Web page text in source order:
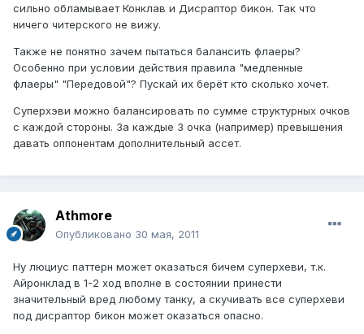
сильно обламывает Конклав и Дисраптор бикон. Так что
ничего читерского не вижу.
Также не понятно зачем пытаться балансить флаеры?
Особенно при условии действия правила "медленные
флаеры" "Передовой"? Пускай их берёт кто сколько хочет.
Суперхэви можно балансировать по сумме структурных очков
с каждой стороны. За каждые 3 очка (например) превышения
давать оппонентам дополнительный ассет.
Athmore
Опубликовано 30 мая, 2011
Ну люциус паттерн может оказаться бичем суперхеви, т.к.
Айронклад в 1-2 ход вполне в состоянии принести
значительный вред любому танку, а скучивать все суперхеви
под дисраптор бикон может оказаться опасно.